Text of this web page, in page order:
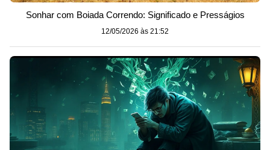
Sonhar com Boiada Correndo: Significado e Presságios
12/05/2026 às 21:52